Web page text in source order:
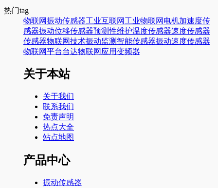
热门tag
物联网振动传感器工业互联网 工业物联网 电机加速度传
感器振动位移传感器预测性维护温度传感器速度传感器
传感器物联网技术振动监测 智能传感器振动速度传感器
物联网平台台达物联网应用变频器
关于本站
关于我们
联系我们
免责声明
热点大全
站点地图
产品中心
振动传感器